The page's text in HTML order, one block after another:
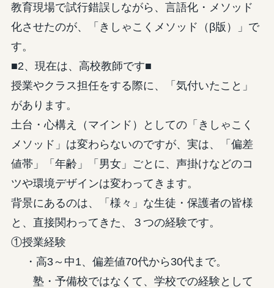
教育現場で試行錯誤しながら、言語化・メソッド
化させたのが、「きしゃこくメソッド（β版）」で
す。
■2、現在は、高校教師です■
授業やクラス担任をする際に、「気付いたこと」
があります。
土台・心構え（マインド）としての「きしゃこく
メソッド」は変わらないのですが、実は、「偏差
値帯」「年齢」「男女」ごとに、声掛けなどのコ
ツや環境デザインは変わってきます。
背景にあるのは、「様々」な生徒・保護者の皆様
と、直接関わってきた、３つの経験です。
①授業経験
・高3～中1、偏差値70代から30代まで。
塾・予備校ではなくて、学校での経験として